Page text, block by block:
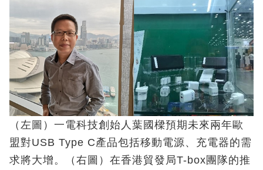
（左圖）一電科技創始人葉國樑預期未來兩年歐
盟對USB Type C產品包括移動電源、充電器的需
求將大增。（右圖）在香港貿發局T-box團隊的推